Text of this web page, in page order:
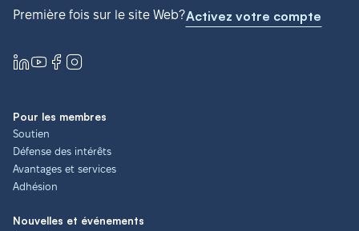
Première fois sur le site Web?Activez votre compte
Pour les membres
Soutien
Défense des intérêts
Avantages et services
Adhésion
Nouvelles et événements